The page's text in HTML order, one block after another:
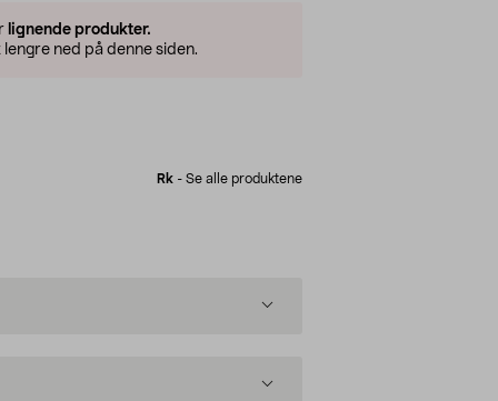
lignende produkter.
ned på denne siden.
Rk - Se alle produktene